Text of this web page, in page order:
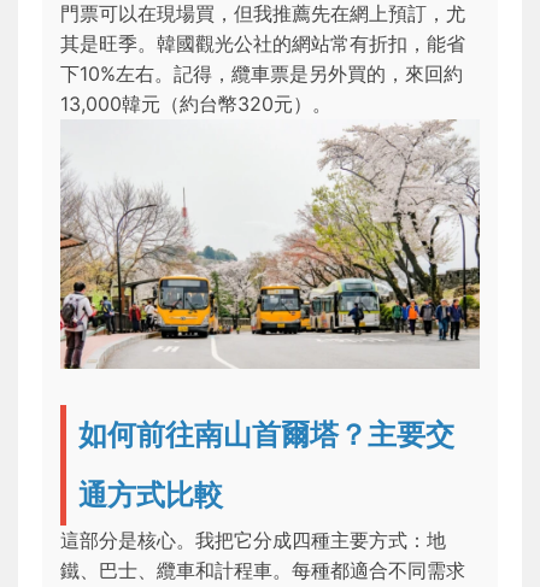
門票可以在現場買，但我推薦先在網上預訂，尤
其是旺季。韓國觀光公社的網站常有折扣，能省
下10%左右。記得，纜車票是另外買的，來回約
13,000韓元（約台幣320元）。
如何前往南山首爾塔？主要交
通方式比較
這部分是核心。我把它分成四種主要方式：地
鐵、巴士、纜車和計程車。每種都適合不同需求